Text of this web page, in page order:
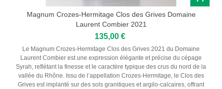
Magnum Crozes-Hermitage Clos des Grives Domaine
Laurent Combier 2021
135,00 €
Le Magnum Crozes-Hermitage Clos des Grives 2021 du Domaine
Laurent Combier est une expression élégante et précise du cépage
Syrah, reflétant la finesse et le caractère typique des crus du nord de la
vallée du Rhône. Issu de l’appellation Crozes-Hermitage, le Clos des
Grives est implanté sur des sols granitiques et argilo-calcaires, offrant